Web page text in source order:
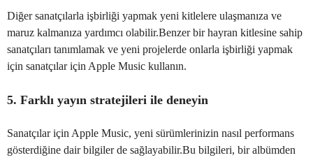
Diğer sanatçılarla işbirliği yapmak yeni kitlelere ulaşmanıza ve
maruz kalmanıza yardımcı olabilir.Benzer bir hayran kitlesine sahip
sanatçıları tanımlamak ve yeni projelerde onlarla işbirliği yapmak
için sanatçılar için Apple Music kullanın.
5. Farklı yayın stratejileri ile deneyin
Sanatçılar için Apple Music, yeni sürümlerinizin nasıl performans
gösterdiğine dair bilgiler de sağlayabilir.Bu bilgileri, bir albümden